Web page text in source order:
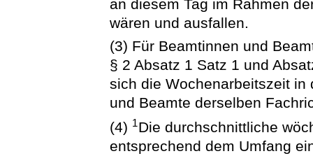
an diesem Tag im Rahmen
wären und ausfallen.
(3) Für Beamtinnen und
§ 2 Absatz 1 Satz 1 und
sich die Wochenarbeitszeit in
und Beamte derselben
(4) 1Die durchschnittliche
entsprechend dem Umfang